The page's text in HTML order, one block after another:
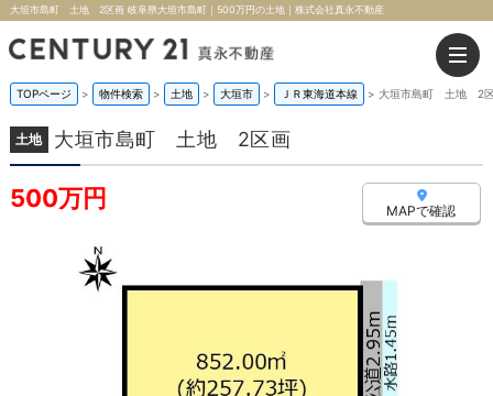
大垣市島町 土地 2区画 岐阜県大垣市島町｜500万円の土地｜株式会社真永不動産
TOPページ > 物件検索 > 土地 > 大垣市 > ＪＲ東海道本線 > 大垣市島町 土地 2
土地 大垣市島町 土地 2区画
500万円 MAPで確認